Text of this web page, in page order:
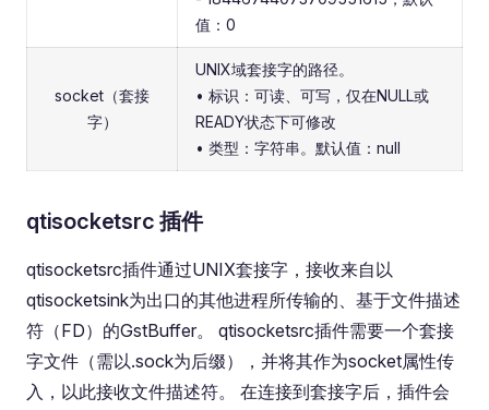
值：0
socket（套接
字）
UNIX域套接字的路径。
• 标识：可读、可写，仅在NULL或
READY状态下可修改
• 类型：字符串。默认值：null
qtisocketsrc 插件
qtisocketsrc插件通过UNIX套接字，接收来自以
qtisocketsink为出口的其他进程所传输的、基于文件描述
符（FD）的GstBuffer。 qtisocketsrc插件需要一个套接
字文件（需以.sock为后缀），并将其作为socket属性传
入，以此接收文件描述符。 在连接到套接字后，插件会